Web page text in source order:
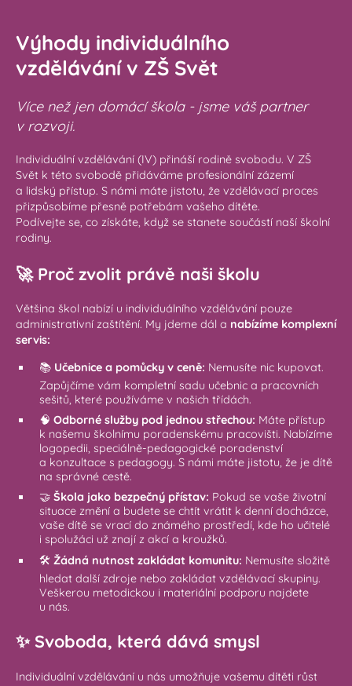
Výhody individuálního
vzdělávání v ZŠ Svět
Více než jen domácí škola - jsme váš partner
v rozvoji.
Individuální vzdělávání (IV) přináší rodině svobodu. V ZŠ
Svět k této svobodě přidáváme profesionální zázemí
a lidský přístup. S námi máte jistotu, že vzdělávací proces
přizpůsobíme přesně potřebám vašeho dítěte.
Podívejte se, co získáte, když se stanete součástí naší školní
rodiny.
🚀 Proč zvolit právě naši školu
Většina škol nabízí u individuálního vzdělávání pouze
administrativní zaštítění. My jdeme dál a nabízíme komplexní
servis:
📚 Učebnice a pomůcky v ceně: Nemusíte nic kupovat.
Zapůjčíme vám kompletní sadu učebnic a pracovních
sešitů, které používáme v našich třídách.
🧠 Odborné služby pod jednou střechou: Máte přístup
k našemu školnímu poradenskému pracovišti. Nabízíme
logopedii, speciálně-pedagogické poradenství
a konzultace s pedagogy. S námi máte jistotu, že je dítě
na správné cestě.
🤝 Škola jako bezpečný přístav: Pokud se vaše životní
situace změní a budete se chtít vrátit k denní docházce,
vaše dítě se vrací do známého prostředí, kde ho učitelé
i spolužáci už znají z akcí a kroužků.
🛠️ Žádná nutnost zakládat komunitu: Nemusíte složitě
hledat další zdroje nebo zakládat vzdělávací skupiny.
Veškerou metodickou i materiální podporu najdete
u nás.
✨ Svoboda, která dává smysl
Individuální vzdělávání u nás umožňuje vašemu dítěti růst